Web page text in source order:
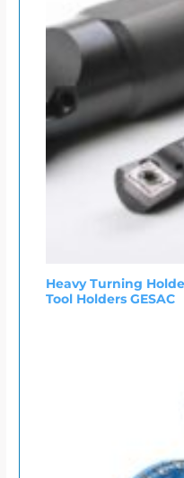
Heavy Turning
Tool Holders GESAC